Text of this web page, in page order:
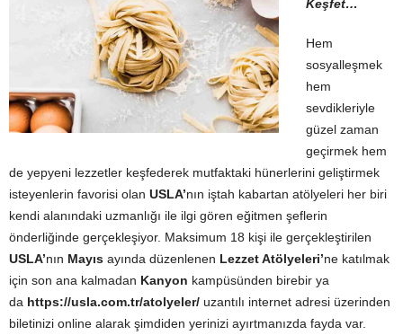
Keşfet…
Hem
sosyalleşmek
hem
sevdikleriyle
güzel zaman
geçirmek hem
de yepyeni lezzetler keşfederek mutfaktaki hünerlerini geliştirmek
isteyenlerin favorisi olan USLA’nın iştah kabartan atölyeleri her biri
kendi alanındaki uzmanlığı ile ilgi gören eğitmen şeflerin
önderliğinde gerçekleşiyor. Maksimum 18 kişi ile gerçekleştirilen
USLA’nın Mayıs ayında düzenlenen Lezzet Atölyeleri’ne katılmak
için son ana kalmadan Kanyon kampüsünden birebir ya
da https://usla.com.tr/atolyeler/ uzantılı internet adresi üzerinden
biletinizi online alarak şimdiden yerinizi ayırtmanızda fayda var.